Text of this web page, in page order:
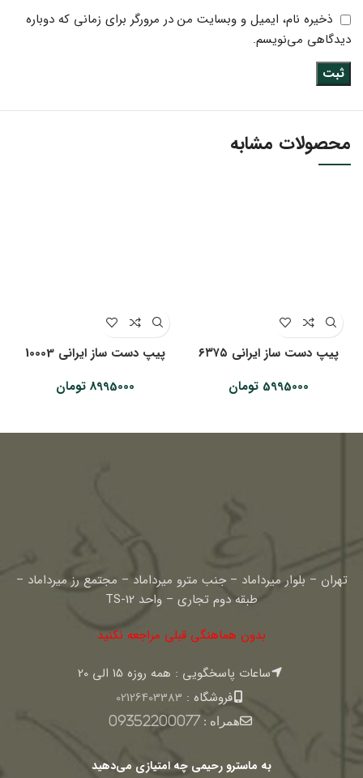
ذخیره نام، ایمیل و وبسایت من در مرورگر برای زمانی که دوباره
دیدگاهی می‌نویسم.
محصولات مشابه
پیپ دست ساز ایرانی ۶۳۷۵
5995000 تومان
پیپ دست ساز ایرانی 10003
8995000 تومان
تهران – بلوار میرداماد – جنب مترو میرداماد – مجتمع رز میرداماد –
طبقه دوم تجاری – واحد TS-12
بدون هماهنگی قبلی مراجعه نکنید
ساعات پاسخگویی : همه روزه 15 الی 20
فروشگاه : 02126403383
همراه :09352200077
به ماسترو رحیمی چه امتیازی می‌دهید